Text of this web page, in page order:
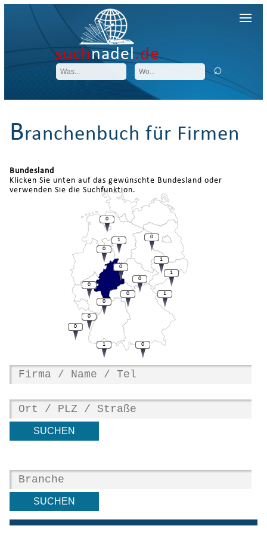
suchnadel.de
Branchenbuch für Firmen
Bundesland
Klicken Sie unten auf das gewünschte Bundesland oder
verwenden Sie die Suchfunktion.
1
1
0
1
0
0
1
0
0
0
0
0
0
1
0
0